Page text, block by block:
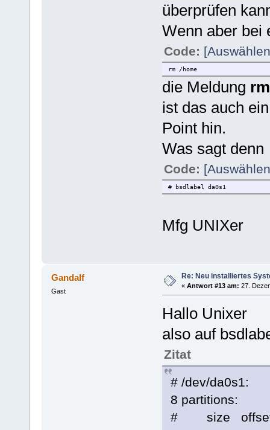
überprüfen
Wenn aber bei
Code:
rm /home
die Meldung
ist das auch
Point hin.
Was sagt denn
Code:
# bsdlabel da0s1
Mfg UNIXer
Gandalf
Gast
Re: Neu installiertes
« Antwort #13 am: 27.
Hallo Unixer
also auf
Zitat
# /dev/da0s1:
8 partitions:
# size offset